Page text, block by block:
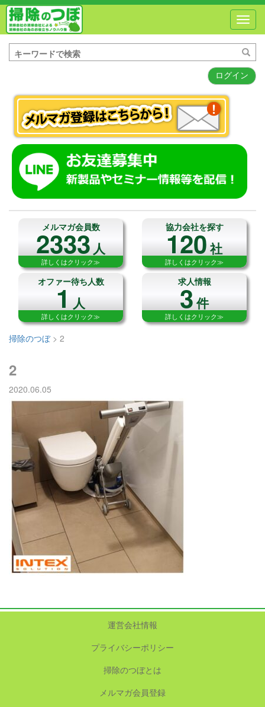
ログイン
メルマガ会員数
2333人
詳しくはクリック≫
協力会社を探す
120社
詳しくはクリック≫
オファー待ち人数
1人
詳しくはクリック≫
求人情報
3件
詳しくはクリック≫
掃除のつぼ> 2
2
2020.06.05
運営会社情報
プライバシーポリシー
掃除のつぼとは
メルマガ会員登録